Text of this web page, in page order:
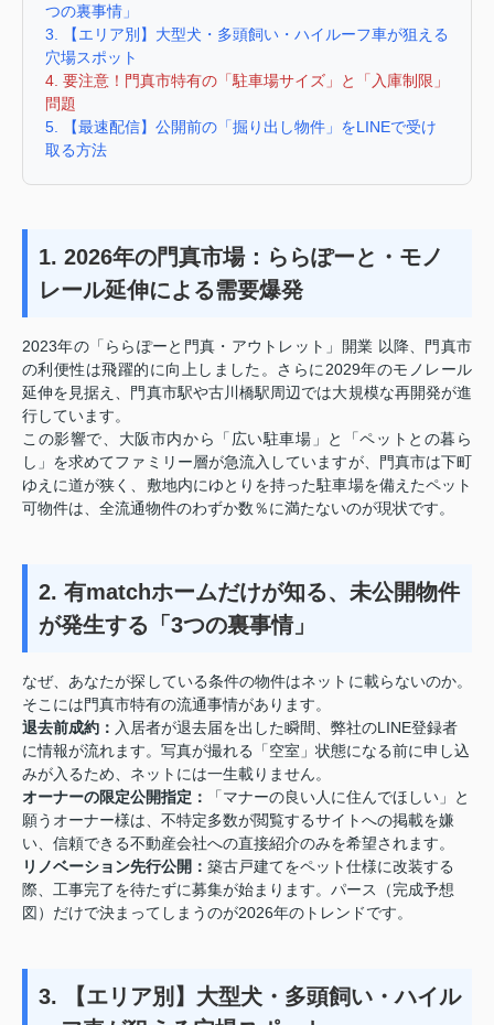
つの裏事情」
3. 【エリア別】大型犬・多頭飼い・ハイルーフ車が狙える
穴場スポット
4. 要注意！門真市特有の「駐車場サイズ」と「入庫制限」
問題
5. 【最速配信】公開前の「掘り出し物件」をLINEで受け
取る方法
1. 2026年の門真市場：ららぽーと・モノ
レール延伸による需要爆発
2023年の「ららぽーと門真・アウトレット」開業 以降、門真市
の利便性は飛躍的に向上しました。さらに2029年のモノレール
延伸を見据え、門真市駅や古川橋駅周辺では大規模な再開発が進
行しています。
この影響で、大阪市内から「広い駐車場」と「ペットとの暮ら
し」を求めてファミリー層が急流入していますが、門真市は下町
ゆえに道が狭く、敷地内にゆとりを持った駐車場を備えたペット
可物件は、全流通物件のわずか数％に満たないのが現状です。
2. 有matchホームだけが知る、未公開物件
が発生する「3つの裏事情」
なぜ、あなたが探している条件の物件はネットに載らないのか。
そこには門真市特有の流通事情があります。
退去前成約： 入居者が退去届を出した瞬間、弊社のLINE登録者
に情報が流れます。写真が撮れる「空室」状態になる前に申し込
みが入るため、ネットには一生載りません。
オーナーの限定公開指定：
「マナーの良い人に住んでほしい」と
願うオーナー様は、不特定多数が閲覧するサイトへの掲載を嫌
い、信頼できる不動産会社への直接紹介のみを希望されます。
リノベーション先行公開： 築古戸建てをペット仕様に改装する
際、工事完了を待たずに募集が始まります。パース（完成予想
図）だけで決まってしまうのが2026年のトレンドです。
3. 【エリア別】大型犬・多頭飼い・ハイル